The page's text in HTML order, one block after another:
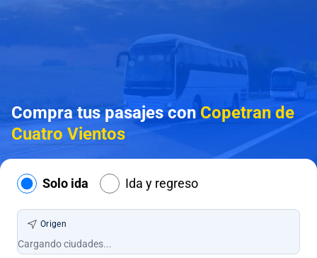
Compra tus pasajes con Copetran de
Cuatro Vientos
Solo ida Ida y regreso
Origen